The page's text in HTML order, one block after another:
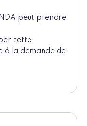
peut prendre
cette
à la demande de